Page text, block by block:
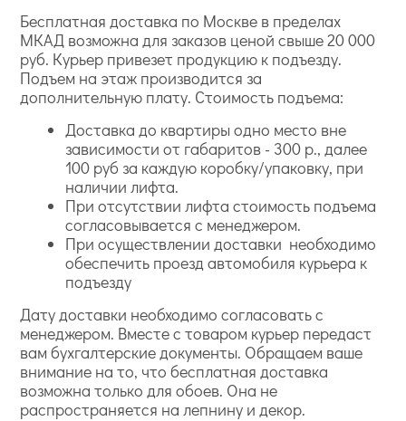
Бесплатная доставка по Москве в пределах
МКАД возможна для заказов ценой свыше 20 000
руб. Курьер привезет продукцию к подъезду.
Подъем на этаж производится за
дополнительную плату. Стоимость подъема:
Доставка до квартиры одно место вне
зависимости от габаритов - 300 р., далее
100 руб за каждую коробку/упаковку, при
наличии лифта.
При отсутствии лифта стоимость подъема
согласовывается с менеджером.
При осуществлении доставки необходимо
обеспечить проезд автомобиля курьера к
подъезду
Дату доставки необходимо согласовать с
менеджером. Вместе с товаром курьер передаст
вам бухгалтерские документы. Обращаем ваше
внимание на то, что бесплатная доставка
возможна только для обоев. Она не
распространяется на лепнину и декор.